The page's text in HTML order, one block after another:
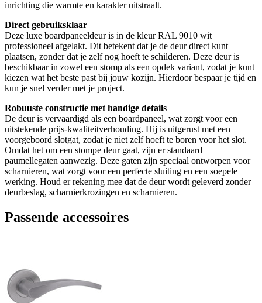
inrichting die warmte en karakter uitstraalt.
Direct gebruiksklaar
Deze luxe boardpaneeldeur is in de kleur RAL 9010 wit
professioneel afgelakt. Dit betekent dat je de deur direct kunt
plaatsen, zonder dat je zelf nog hoeft te schilderen. Deze deur is
beschikbaar in zowel een stomp als een opdek variant, zodat je kunt
kiezen wat het beste past bij jouw kozijn. Hierdoor bespaar je tijd en
kun je snel verder met je project.
Robuuste constructie met handige details
De deur is vervaardigd als een boardpaneel, wat zorgt voor een
uitstekende prijs-kwaliteitverhouding. Hij is uitgerust met een
voorgeboord slotgat, zodat je niet zelf hoeft te boren voor het slot.
Omdat het om een stompe deur gaat, zijn er standaard
paumellegaten aanwezig. Deze gaten zijn speciaal ontworpen voor
scharnieren, wat zorgt voor een perfecte sluiting en een soepele
werking. Houd er rekening mee dat de deur wordt geleverd zonder
deurbeslag, scharnierkrozingen en scharnieren.
Passende accessoires